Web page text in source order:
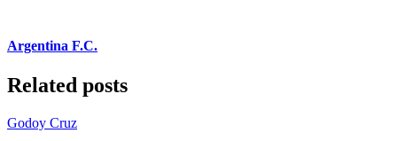
Argentina F.C.
Related posts
Godoy Cruz